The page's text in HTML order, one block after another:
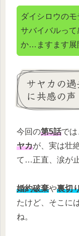
ダイシロウの
サバイバルっ
か…ますます展
サヤカの
に共感の声
今回の第5話では
ヤカが、実は壮
て…正直、涙が
婚約破棄や裏切
たけど、そこに
ね。